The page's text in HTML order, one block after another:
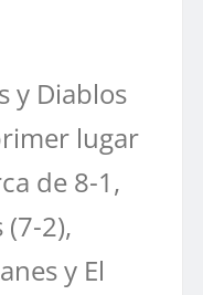
y Diablos
lugar
de 8-1,
2),
y El